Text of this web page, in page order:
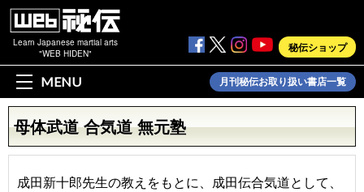
Learn Japanese martial arts
"WEB HIDEN"
秘伝ショップ
MENU 月刊秘伝お取り扱い書店一覧
母体武道 合気道 無元塾
成田新十郎先生の教えをもとに、成田伝合気道として、